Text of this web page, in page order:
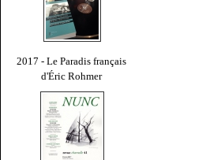
2017 - Le Paradis français
d'Éric Rohmer